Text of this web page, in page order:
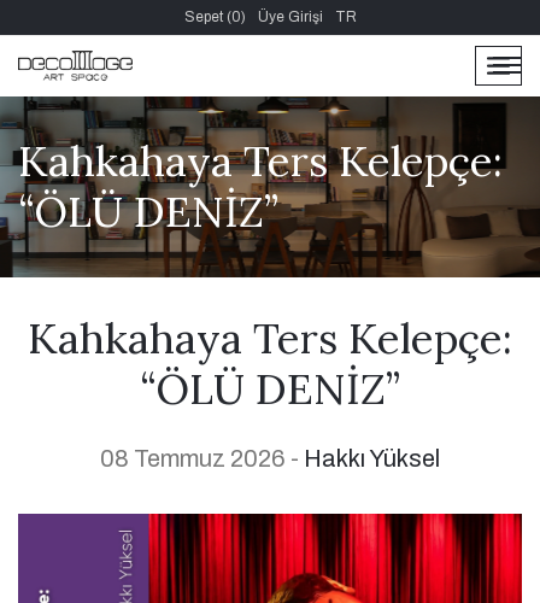
Sepet (0) Üye Girişi TR
Kahkahaya Ters Kelepçe:
“ÖLÜ DENİZ”
Kahkahaya Ters Kelepçe:
“ÖLÜ DENİZ”
08 Temmuz 2026 - Hakkı Yüksel